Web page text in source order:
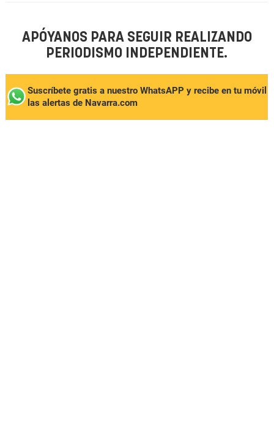
APÓYANOS PARA SEGUIR REALIZANDO
PERIODISMO INDEPENDIENTE.
Suscríbete gratis a nuestro WhatsAPP y recibe en tu móvil
las alertas de Navarra.com